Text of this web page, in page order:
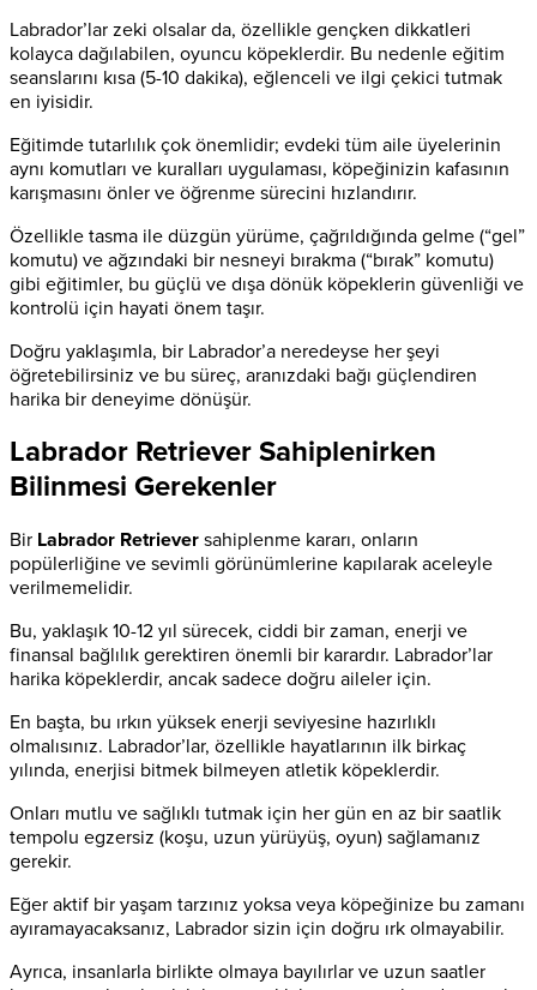
Labrador’lar zeki olsalar da, özellikle gençken dikkatleri
kolayca dağılabilen, oyuncu köpeklerdir. Bu nedenle eğitim
seanslarını kısa (5-10 dakika), eğlenceli ve ilgi çekici tutmak
en iyisidir.
Eğitimde tutarlılık çok önemlidir; evdeki tüm aile üyelerinin
aynı komutları ve kuralları uygulaması, köpeğinizin kafasının
karışmasını önler ve öğrenme sürecini hızlandırır.
Özellikle tasma ile düzgün yürüme, çağrıldığında gelme (“gel”
komutu) ve ağzındaki bir nesneyi bırakma (“bırak” komutu)
gibi eğitimler, bu güçlü ve dışa dönük köpeklerin güvenliği ve
kontrolü için hayati önem taşır.
Doğru yaklaşımla, bir Labrador’a neredeyse her şeyi
öğretebilirsiniz ve bu süreç, aranızdaki bağı güçlendiren
harika bir deneyime dönüşür.
Labrador Retriever Sahiplenirken
Bilinmesi Gerekenler
Bir Labrador Retriever sahiplenme kararı, onların
popülerliğine ve sevimli görünümlerine kapılarak aceleyle
verilmemelidir.
Bu, yaklaşık 10-12 yıl sürecek, ciddi bir zaman, enerji ve
finansal bağlılık gerektiren önemli bir karardır. Labrador’lar
harika köpeklerdir, ancak sadece doğru aileler için.
En başta, bu ırkın yüksek enerji seviyesine hazırlıklı
olmalısınız. Labrador’lar, özellikle hayatlarının ilk birkaç
yılında, enerjisi bitmek bilmeyen atletik köpeklerdir.
Onları mutlu ve sağlıklı tutmak için her gün en az bir saatlik
tempolu egzersiz (koşu, uzun yürüyüş, oyun) sağlamanız
gerekir.
Eğer aktif bir yaşam tarzınız yoksa veya köpeğinize bu zamanı
ayıramayacaksanız, Labrador sizin için doğru ırk olmayabilir.
Ayrıca, insanlarla birlikte olmaya bayılırlar ve uzun saatler